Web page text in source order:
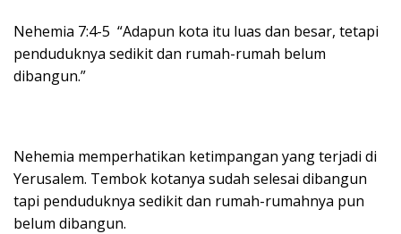
Nehemia 7:4-5 “Adapun kota itu luas dan besar, tetapi
penduduknya sedikit dan rumah-rumah belum
dibangun.”
Nehemia memperhatikan ketimpangan yang terjadi di
Yerusalem. Tembok kotanya sudah selesai dibangun
tapi penduduknya sedikit dan rumah-rumahnya pun
belum dibangun.